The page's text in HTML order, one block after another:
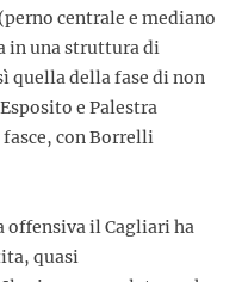
centrale e mediano
in una struttura di
quella della fase di non
e Palestra
con Borrelli
offensiva il Cagliari ha
quasi